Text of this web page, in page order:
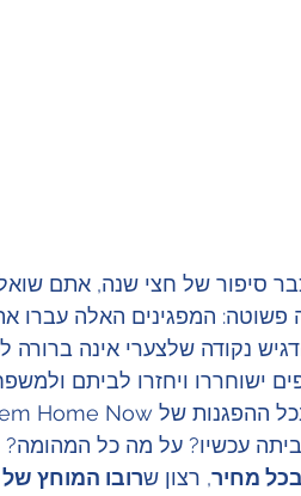
סיפור של חצי שנה, אתם
פשוטה: המפגינים האלה עברו
נקודה שלצערי אינה ברורה
ישוחררו ויחזרו לביתם
עכשיו? על מה כל המהומה?
בכל מחיר, רצון שרובו המוחץ